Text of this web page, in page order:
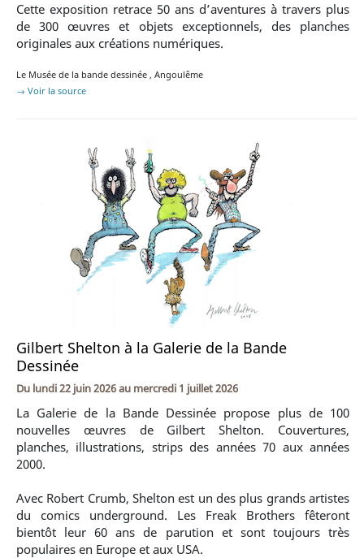
Cette exposition retrace 50 ans d’aventures à travers plus
de 300 œuvres et objets exceptionnels, des planches
originales aux créations numériques.
Le Musée de la bande dessinée , Angoulême
→ Voir la source
Gilbert Shelton à la Galerie de la Bande
Dessinée
Du lundi 22 juin 2026au mercredi 1 juillet 2026
La Galerie de la Bande Dessinée propose plus de 100
nouvelles œuvres de Gilbert Shelton. Couvertures,
planches, illustrations, strips des années 70 aux années
2000.
Avec Robert Crumb, Shelton est un des plus grands artistes
du comics underground. Les Freak Brothers fêteront
bientôt leur 60 ans de parution et sont toujours très
populaires en Europe et aux USA.